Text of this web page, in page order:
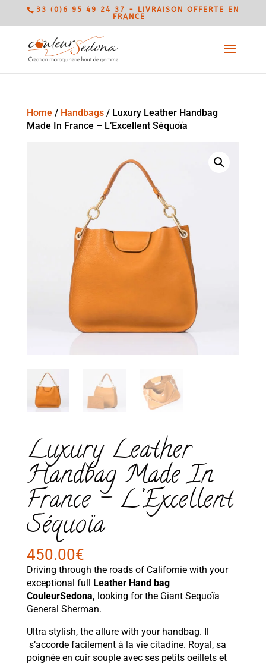
33 (0)6 95 49 24 37 - LIVRAISON OFFERTE EN
FRANCE
Home / Handbags/ Luxury Leather Handbag
Made In France – L’Excellent Séquoïa
Luxury Leather
Handbag Made In
France – L’Excellent
Séquoïa
450.00€
Driving through the roads of Californie with your
exceptional full Leather Hand bag
CouleurSedona, looking for the Giant Sequoïa
General Sherman.
Ultra stylish, the allure with your handbag. Il
s’accorde facilement à la vie citadine. Royal, sa
poignée en cuir souple avec ses petits oeillets et